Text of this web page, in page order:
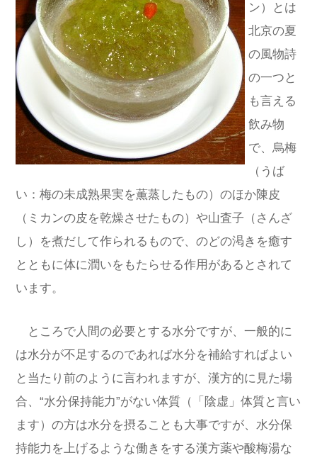
ン）とは
北京の夏
の風物詩
の一つと
も言える
飲み物
で、烏梅
（うば
い：梅の未成熟果実を薫蒸したもの）のほか陳皮
（ミカンの皮を乾燥させたもの）や山査子（さんざ
し）を煮だして作られるもので、のどの渇きを癒す
とともに体に潤いをもたらせる作用があるとされて
います。
ところで人間の必要とする水分ですが、一般的に
は水分が不足するのであれば水分を補給すればよい
と当たり前のように言われますが、漢方的に見た場
合、“水分保持能力”がない体質（「陰虚」体質と言い
ます）の方は水分を摂ることも大事ですが、水分保
持能力を上げるような働きをする漢方薬や酸梅湯な